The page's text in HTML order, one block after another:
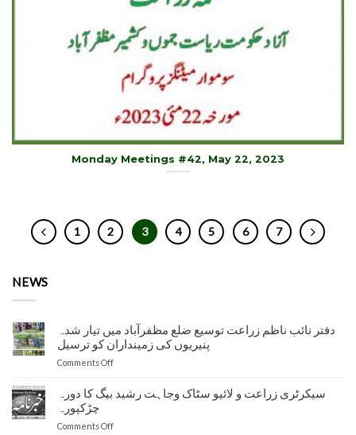
Monday Meetings #42, May 22, 2023
1 2 3 4 5 6 7
NEWS
دفتر نائب ناظم زراعت توسیع ضلع مظفرآباد میں تیار شدہ
پنیریوں کی زمینداران کو ترسیل
Comments Offon
ناظم
توسیع
سیکرٹری زراعت و لائیو سٹاک وجاہت رشید بیگ کا دورہ
چڑکپورہ
Comments Offon